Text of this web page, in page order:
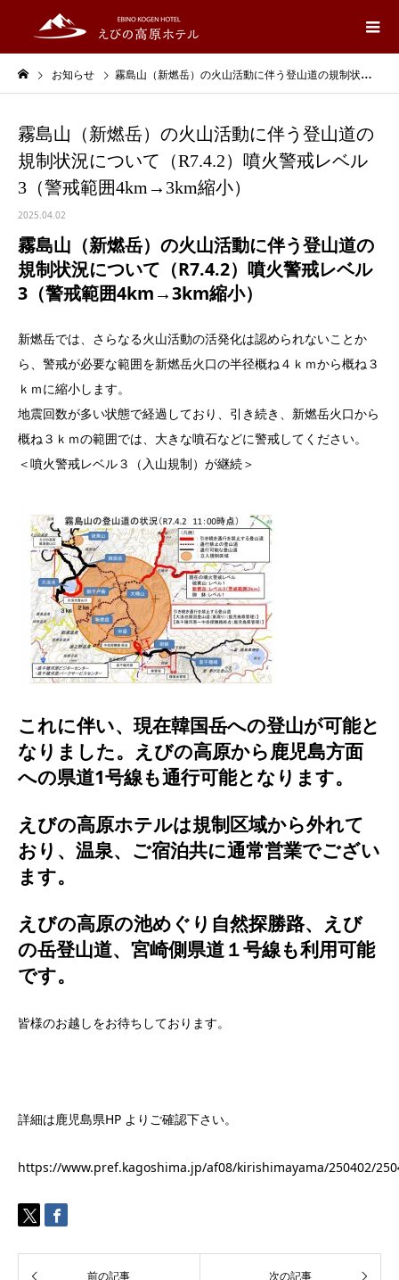
お知らせ 霧島山（新燃岳）の火山活動に伴う登山道の規制状況について（R7.4.2）噴火警戒レベル3（警戒範囲4km→3km縮小）
霧島山（新燃岳）の火山活動に伴う登山道の
規制状況について（R7.4.2）噴火警戒レベル
3（警戒範囲4km→3km縮小）
2025.04.02
霧島山（新燃岳）の火山活動に伴う登山道の
規制状況について（R7.4.2）噴火警戒レベル
3（警戒範囲4km→3km縮小）
新燃岳では、さらなる火山活動の活発化は認められないことか
ら、警戒が必要な範囲を新燃岳火口の半径概ね４ｋｍから概ね３
ｋｍに縮小します。
地震回数が多い状態で経過しており、引き続き、新燃岳火口から
概ね３ｋｍの範囲では、大きな噴石などに警戒してください。
＜噴火警戒レベル３（入山規制）が継続＞
これに伴い、現在韓国岳への登山が可能と
なりました。えびの高原から鹿児島方面
への県道1号線も通行可能となります。
えびの高原ホテルは規制区域から外れて
おり、温泉、ご宿泊共に通常営業でござい
ます。
えびの高原の池めぐり自然探勝路、えび
の岳登山道、宮崎側県道１号線も利用可能
です。
皆様のお越しをお待ちしております。
詳細は鹿児島県HP よりご確認下さい。
https://www.pref.kagoshima.jp/af08/kirishimayama/250402/